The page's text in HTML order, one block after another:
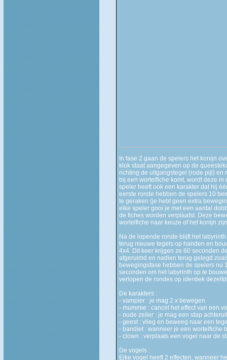
In fase 2 gaan de spelers het konijn
klok staat aangegeven op de
richting de uitgangstegel (rode pijl) en
bij een wortelfiche komt, wordt deze
speler heeft ook een karakter dat hij
eerste ronde hebben de spelers 10
te geraken (je hebt geen extra
elke speler gooi je met een aantal
de fiches worden verplaatst. Deze
wortelfiche naar keuze of het konijn
Na de lopende ronde blijft het
terug nieuwe tegels op handen en
4x4. Dit keer krijgen ze 60 seconden
afgeruimd en nadien terug gelegd
bewegingsfase hebben de spelers nu
seconden om het labyrinth op te
verlopen de rondes op identiek
De karakters :
- vampier : je mag 2 x bewegen
- mummie : cancel het effect van een
- oude zeiler : je mag een stap
- geest : vlieg en beweeg naar een
- bandiet : wanneer je een wortelfiche
- clown : verplaats een vogel naar de
De vogels :
Elke vogel heeft 2 effecten, wanneer